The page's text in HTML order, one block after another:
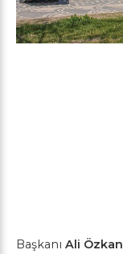
Başkanı Ali Özkan